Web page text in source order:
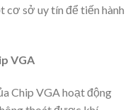
cơ sở uy tín để tiến hành
VGA
Chip VGA hoạt động